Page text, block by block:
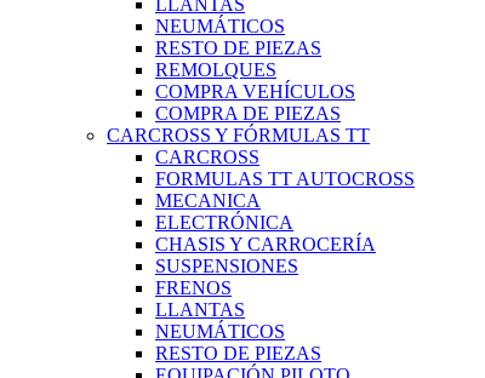
LLANTAS
NEUMÁTICOS
RESTO DE PIEZAS
REMOLQUES
COMPRA VEHÍCULOS
COMPRA DE PIEZAS
CARCROSS Y FÓRMULAS TT
CARCROSS
FORMULAS TT AUTOCROSS
MECANICA
ELECTRÓNICA
CHASIS Y CARROCERÍA
SUSPENSIONES
FRENOS
LLANTAS
NEUMÁTICOS
RESTO DE PIEZAS